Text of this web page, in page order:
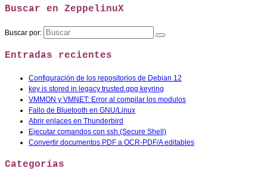
Buscar en ZeppelinuX
Buscar por:
Entradas recientes
Configuración de los repositorios de Debian 12
key is stored in legacy trusted.gpg keyring
VMMON y VMNET: Error al compilar los modulos
Fallo de Bluetooth en GNU/Linux
Abrir enlaces en Thunderbird
Ejecutar comandos con ssh (Secure Shell)
Convertir documentos PDF a OCR-PDF/A editables
Categorías